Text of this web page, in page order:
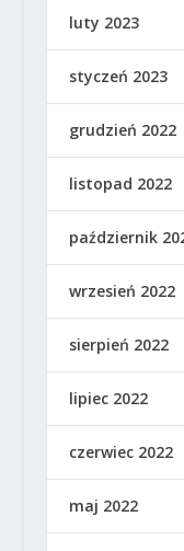
luty 2023
styczeń 2023
grudzień 2022
listopad 2022
październik
wrzesień 2022
sierpień 2022
lipiec 2022
czerwiec 2022
maj 2022